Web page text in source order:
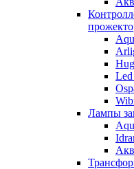
Лампы